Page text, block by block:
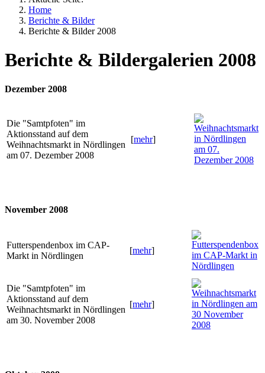
Home
Berichte & Bilder
Berichte & Bilder 2008
Berichte & Bildergalerien 2008
Dezember 2008
Die "Samtpfoten" im
Aktionsstand auf dem
Weihnachtsmarkt in Nördlingen
am 07. Dezember 2008
[mehr]
November 2008
Futterspendenbox im CAP-
Markt in Nördlingen
[mehr]
Die "Samtpfoten" im
Aktionsstand auf dem
Weihnachtsmarkt in Nördlingen
am 30. November 2008
[mehr]